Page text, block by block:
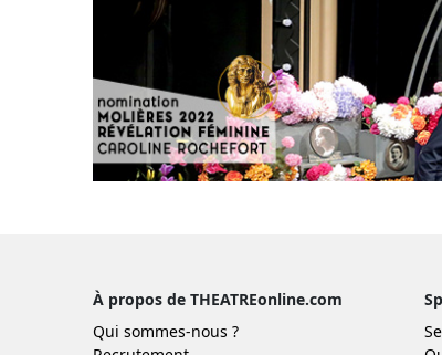
À propos de THEATREonline.com
Qui sommes-nous ?